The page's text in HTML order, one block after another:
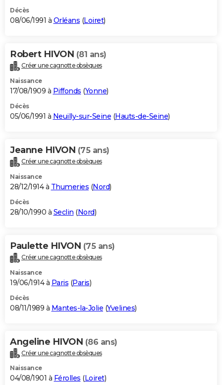
Décès
08/06/1991 à Orléans (Loiret)
Robert HIVON (81 ans)
Créer une cagnotte obsèques
Naissance
17/08/1909 à Piffonds (Yonne)
Décès
05/06/1991 à Neuilly-sur-Seine (Hauts-de-Seine)
Jeanne HIVON (75 ans)
Créer une cagnotte obsèques
Naissance
28/12/1914 à Thumeries (Nord)
Décès
28/10/1990 à Seclin (Nord)
Paulette HIVON (75 ans)
Créer une cagnotte obsèques
Naissance
19/06/1914 à Paris (Paris)
Décès
08/11/1989 à Mantes-la-Jolie (Yvelines)
Angeline HIVON (86 ans)
Créer une cagnotte obsèques
Naissance
04/08/1901 à Férolles (Loiret)